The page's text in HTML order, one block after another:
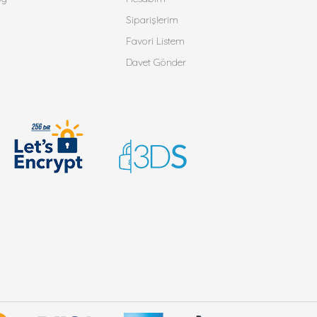
Siparişlerim
Favori Listem
Davet Gönder